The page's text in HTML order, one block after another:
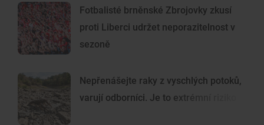
Fotbalisté brněnské Zbrojovky zkusí
proti Liberci udržet neporazitelnost v
sezoně
Nepřenášejte raky z vyschlých potoků,
varují odborníci. Je to extrémní riziko